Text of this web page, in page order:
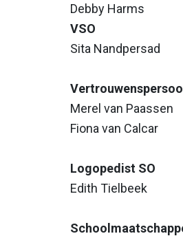
Debby Harms
VSO
Sita Nandpersad
Merel van Paassen
Fiona van Calcar
Logopedist SO
Edith Tielbeek